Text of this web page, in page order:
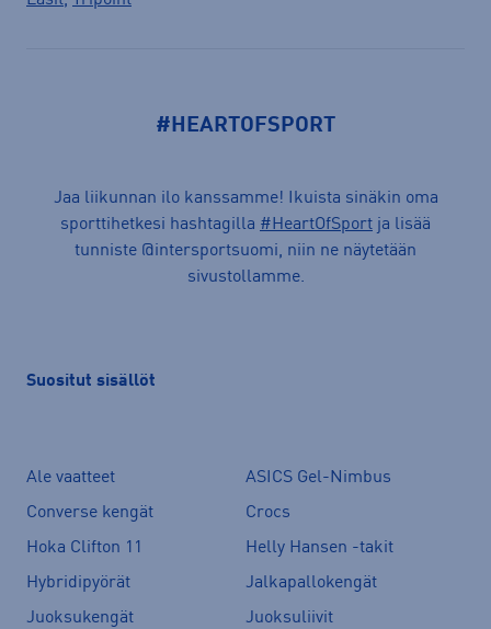
#HEARTOFSPORT
Jaa liikunnan ilo kanssamme! Ikuista sinäkin oma
sporttihetkesi hashtagilla #HeartOfSport ja lisää
tunniste @intersportsuomi, niin ne näytetään
sivustollamme.
Suositut sisällöt
Ale vaatteet
ASICS Gel-Nimbus
Converse kengät
Crocs
Hoka Clifton 11
Helly Hansen -takit
Hybridipyörät
Jalkapallokengät
Juoksukengät
Juoksuliivit